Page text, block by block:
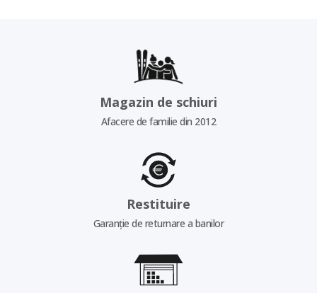
Magazin de schiuri
Afacere de familie din 2012
Restituire
Garanție de returnare a banilor